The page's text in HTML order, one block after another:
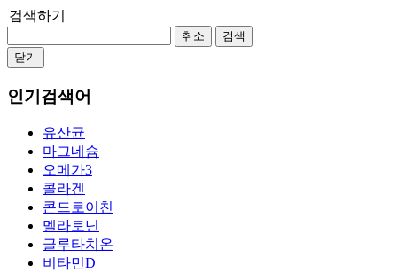
검색하기
취소
검색
닫기
인기검색어
유산균
마그네슘
오메가3
콜라겐
콘드로이친
멜라토닌
글루타치온
비타민D